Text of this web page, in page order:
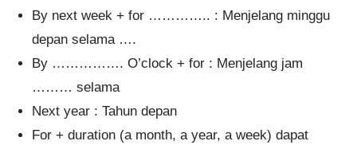
By next week + for ………….. : Menjelang minggu
depan selama ….
By ……………. O’clock + for : Menjelang jam
……… selama
Next year : Tahun depan
For + duration (a month, a year, a week) dapat